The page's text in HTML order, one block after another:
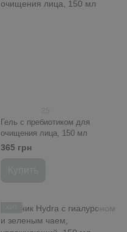
Гель с пребиотиком для
очищения лица, 150 мл
365 грн